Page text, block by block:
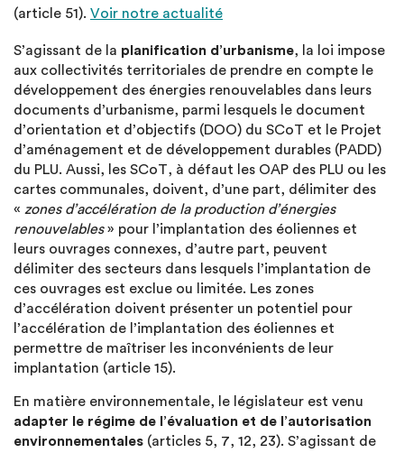
(article 51). Voir notre actualité
S’agissant de la planification d’urbanisme, la loi impose
aux collectivités territoriales de prendre en compte le
développement des énergies renouvelables dans leurs
documents d’urbanisme, parmi lesquels le document
d’orientation et d’objectifs (DOO) du SCoT et le Projet
d’aménagement et de développement durables (PADD)
du PLU. Aussi, les SCoT, à défaut les OAP des PLU ou les
cartes communales, doivent, d’une part, délimiter des
« zones d’accélération de la production d’énergies
renouvelables» pour l’implantation des éoliennes et
leurs ouvrages connexes, d’autre part, peuvent
délimiter des secteurs dans lesquels l’implantation de
ces ouvrages est exclue ou limitée. Les zones
d’accélération doivent présenter un potentiel pour
l’accélération de l’implantation des éoliennes et
permettre de maîtriser les inconvénients de leur
implantation (article 15).
En matière environnementale, le législateur est venu
adapter le régime de l’évaluation et de l’autorisation
environnementales (articles 5, 7, 12, 23). S’agissant de